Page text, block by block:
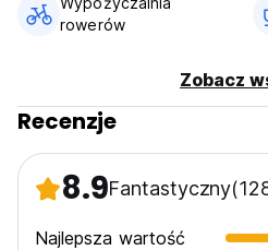
rowerów
Zobacz
Recenzje
8.9Fantastyczny
Najlepsza wartość